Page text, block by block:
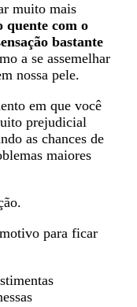
muito mais
quente com o
bastante
a se assemelhar
nossa pele.
em que você
prejudicial
as chances de
maiores
para ficar